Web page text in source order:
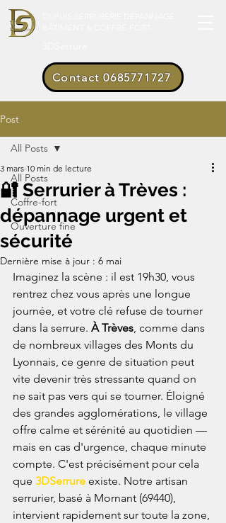
Contact 0685771727
Post
All Posts
Coffre-fort
Ouverture fine
All Posts
🔐 Serrurier à Trèves :
dépannage urgent et
sécurité
3 mars 10 min de lecture
Dernière mise à jour : 6 mai
Imaginez la scène : il est 19h30, vous
rentrez chez vous après une longue
journée, et votre clé refuse de tourner
dans la serrure. À Trèves, comme dans
de nombreux villages des Monts du
Lyonnais, ce genre de situation peut
vite devenir très stressante quand on
ne sait pas vers qui se tourner. Éloigné
des grandes agglomérations, le village
offre calme et sérénité au quotidien —
mais en cas d'urgence, chaque minute
compte. C'est précisément pour cela
que 3DSerrure existe. Notre artisan
serrurier, basé à Mornant (69440),
intervient rapidement sur toute la zone,